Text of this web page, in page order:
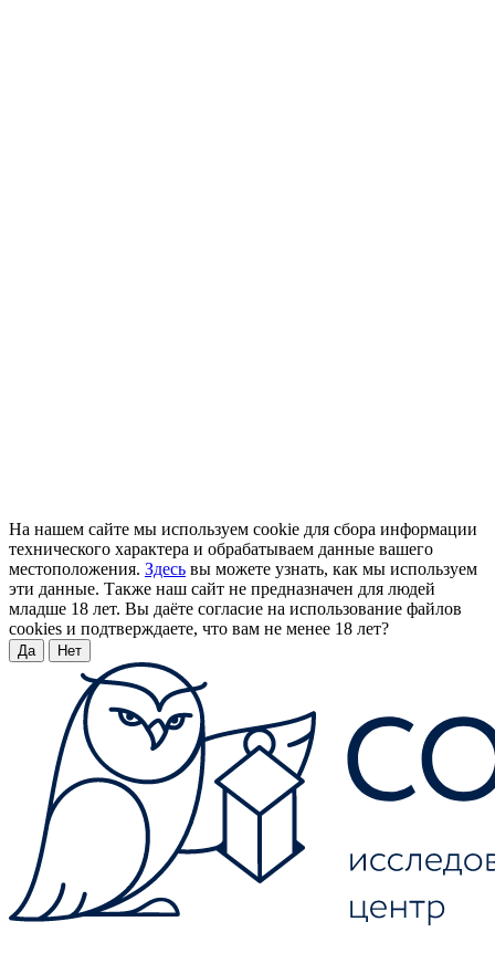
На нашем сайте мы используем cookie для сбора информации
технического характера и обрабатываем данные вашего
местоположения. Здесь вы можете узнать, как мы используем
эти данные. Также наш сайт не предназначен для людей
младше 18 лет. Вы даёте согласие на использование файлов
cookies и подтверждаете, что вам не менее 18 лет?
Да Нет